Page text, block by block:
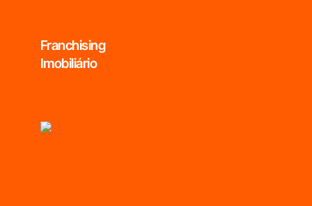
Franchising
Imobiliário